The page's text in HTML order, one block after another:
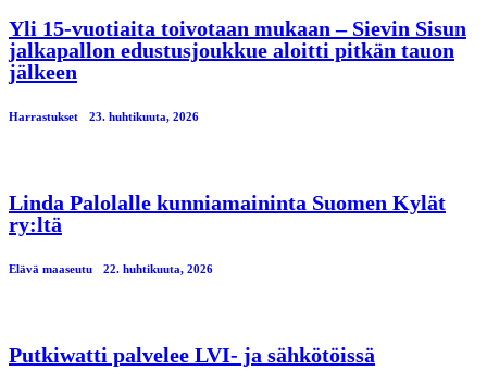
Yli 15-vuotiaita toivotaan mukaan – Sievin Sisun
jalkapallon edustusjoukkue aloitti pitkän tauon
jälkeen
Harrastukset 23. huhtikuuta, 2026
Linda Palolalle kunniamaininta Suomen Kylät
ry:ltä
Elävä maaseutu 22. huhtikuuta, 2026
Putkiwatti palvelee LVI- ja sähkötöissä